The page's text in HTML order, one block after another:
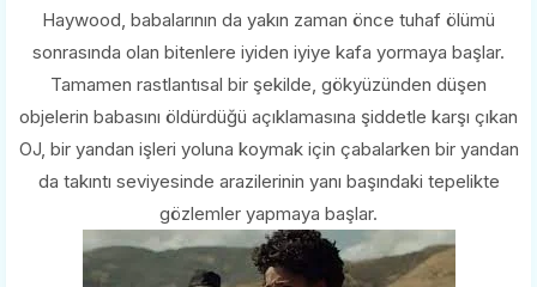
Haywood, babalarının da yakın zaman önce tuhaf ölümü
sonrasında olan bitenlere iyiden iyiye kafa yormaya başlar.
Tamamen rastlantısal bir şekilde, gökyüzünden düşen
objelerin babasını öldürdüğü açıklamasına şiddetle karşı çıkan
OJ, bir yandan işleri yoluna koymak için çabalarken bir yandan
da takıntı seviyesinde arazilerinin yanı başındaki tepelikte
gözlemler yapmaya başlar.